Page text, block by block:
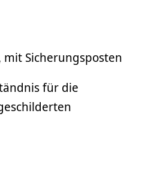
Sicherungsposten
für die